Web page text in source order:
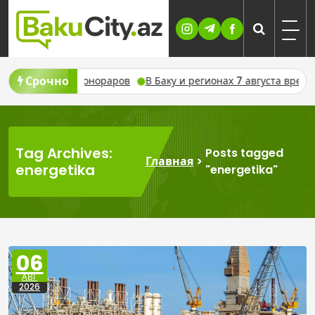
Skip
content
Срочно
В Баку и регионах 7 августа временно отключат свет из-за
Tag Archives:
energetika
Главная >
Posts tagged
"energetika"
06
АВГ
2026